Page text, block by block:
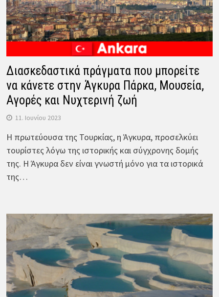
Διασκεδαστικά πράγματα που μπορείτε
να κάνετε στην Άγκυρα Πάρκα, Μουσεία,
Αγορές και Νυχτερινή ζωή
11. Ιουνίου 2023
Η πρωτεύουσα της Τουρκίας, η Άγκυρα, προσελκύει
τουρίστες λόγω της ιστορικής και σύγχρονης δομής
της. Η Άγκυρα δεν είναι γνωστή μόνο για τα ιστορικά
της…